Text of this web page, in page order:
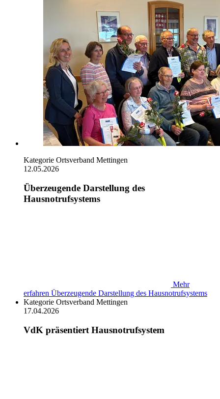
Kategorie Ortsverband Mettingen
12.05.2026
Überzeugende Darstellung des
Hausnotrufsystems
Mehr
erfahren Überzeugende Darstellung des Hausnotrufsystems
Kategorie Ortsverband Mettingen
17.04.2026
VdK präsentiert Hausnotrufsystem